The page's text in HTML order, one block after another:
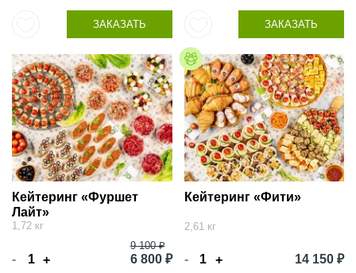
ЗАКАЗАТЬ ЗАКАЗАТЬ
Кейтеринг «Фуршет
Лайт»
1,72 кг
- +
9 100 ₽
6 800 ₽
Кейтеринг «Фити»
2,61 кг
- + 14 150 ₽